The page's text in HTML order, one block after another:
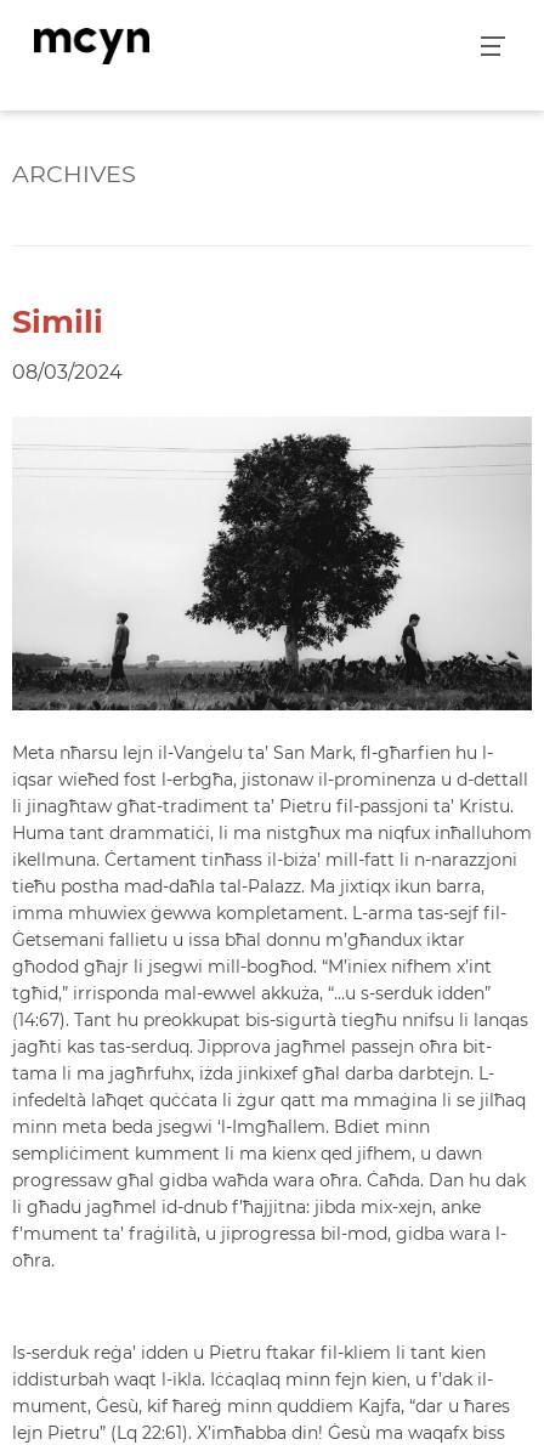
ARCHIVES
Simili
08/03/2024
Meta nħarsu lejn il-Vanġelu ta’ San Mark, fl-għarfien hu l-
iqsar wieħed fost l-erbgħa, jistonaw il-prominenza u d-dettall
li jinagħtaw għat-tradiment ta’ Pietru fil-passjoni ta’ Kristu.
Huma tant drammatiċi, li ma nistgħux ma niqfux inħalluhom
ikellmuna. Ċertament tinħass il-biża’ mill-fatt li n-narazzjoni
tieħu postha mad-daħla tal-Palazz. Ma jixtiqx ikun barra,
imma mhuwiex ġewwa kompletament. L-arma tas-sejf fil-
Ġetsemani fallietu u issa bħal donnu m’għandux iktar
għodod għajr li jsegwi mill-bogħod. “M’iniex nifhem x’int
tgħid,” irrisponda mal-ewwel akkuża, “…u s-serduk idden”
(14:67). Tant hu preokkupat bis-sigurtà tiegħu nnifsu li lanqas
jagħti kas tas-serduq. Jipprova jagħmel passejn oħra bit-
tama li ma jagħrfuhx, iżda jinkixef għal darba darbtejn. L-
infedeltà laħqet quċċata li żgur qatt ma mmaġina li se jilħaq
minn meta beda jsegwi ‘l-Imgħallem. Bdiet minn
sempliċiment kumment li ma kienx qed jifhem, u dawn
progressaw għal gidba waħda wara oħra. Ċaħda. Dan hu dak
li għadu jagħmel id-dnub f’ħajjitna: jibda mix-xejn, anke
f’mument ta’ fraġilità, u jiprogressa bil-mod, gidba wara l-
oħra.
Is-serduk reġa’ idden u Pietru ftakar fil-kliem li tant kien
iddisturbah waqt l-ikla. Iċċaqlaq minn fejn kien, u f’dak il-
mument, Ġesù, kif ħareġ minn quddiem Kajfa, “dar u ħares
lejn Pietru” (Lq 22:61). X’imħabba din! Ġesù ma waqafx biss